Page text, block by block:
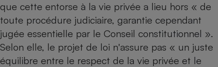
que cette entorse à la vie privée a lieu hors « de
toute procédure judiciaire, garantie cependant
jugée essentielle par le Conseil constitutionnel ».
Selon elle, le projet de loi n'assure pas « un juste
équilibre entre le respect de la vie privée et le